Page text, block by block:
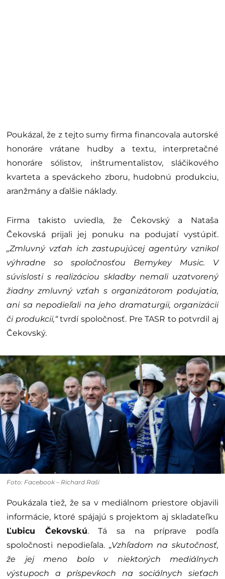
Poukázal, že z tejto sumy firma financovala autorské
honoráre vrátane hudby a textu, interpretačné
honoráre sólistov, inštrumentalistov, sláčikového
kvarteta a speváckeho zboru, hudobnú produkciu,
aranžmány a ďalšie náklady.
Firma takisto uviedla, že Čekovský a Nataša
Čekovská prijali jej ponuku na podujatí vystúpiť.
„Zmluvný vzťah ich zastupujúcej agentúry vznikol
výhradne so spoločnosťou Bemykey Music. V
súvislosti s realizáciou skladby nemali uzatvorený
žiadny zmluvný vzťah s organizátorom podujatia,
ani sa nepodieľali na jeho dramaturgii, organizácii
či produkcii,“tvrdí spoločnosť. Pre TASR to potvrdil aj
Čekovský.
Foto: Facebook – Richard Raši
Poukázala tiež, že sa v mediálnom priestore objavili
informácie, ktoré spájajú s projektom aj skladateľku
Ľubicu Čekovskú. Tá sa na príprave podľa
spoločnosti nepodieľala. „Vzhľadom na skutočnosť,
že jej meno bolo v niektorých mediálnych
výstupoch a príspevkoch na sociálnych sieťach